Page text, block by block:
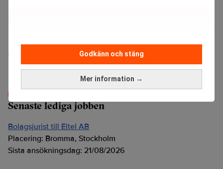
Mer information →
Godkänn och stäng
Camilla Jonsson
Senaste lediga jobben
Bolagsjurist till Eltel AB
Placering: Bromma, Stockholm
Sista ansökningsdag: 21/08/2026